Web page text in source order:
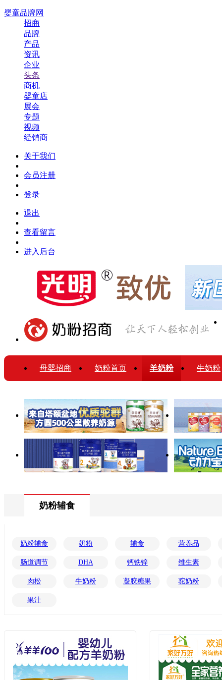
婴童品牌网
招商
品牌
产品
资讯
企业
头条
商机
婴童店
展会
专题
视频
经销商
关于我们
会员注册
登录
退出
查看留言
进入后台
母婴招商 奶粉首页 羊奶粉 牛奶粉
奶粉辅食
奶粉辅食 奶粉 辅食 营养品
肠道调节 DHA 钙铁锌 维生素
肉松 牛奶粉 凝胶糖果 驼奶粉
果汁